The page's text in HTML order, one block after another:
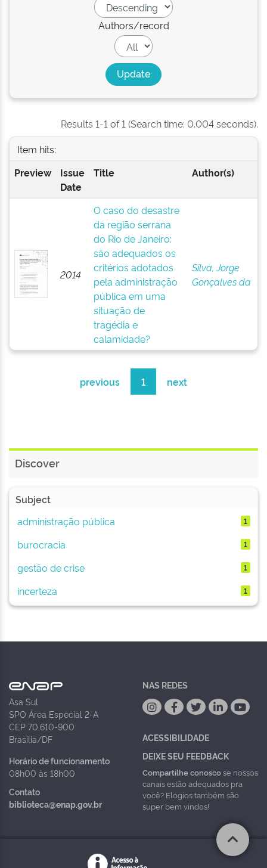
Authors/record
Results 1-1 of 1 (Search time: 0.004 seconds).
Item hits:
Preview
Issue
Date
Title Author(s)
2014
O caso do desastre
da região serrana
do Rio de Janeiro:
são adequados os
critérios adotados
pela administração
pública em uma
situação de
tragédia e
calamidade?
Silva, Jorge
Gonçalves da
previous 1 next
Discover
Subject
administração pública
1
burocracia 1
gestão de crise 1
incerteza 1
Asa Sul
SPO Área Especial 2-A
CEP 70.610-900
Brasília/DF
Horário de funcionamento
08h00 às 18h00
Contato
biblioteca@enap.gov.br
NAS REDES
ACESSIBILIDADE
DEIXE SEU FEEDBACK
Compartilhe conoscose nossos
canais estão adequados pra
você? Elogios também são
super bem vindos!